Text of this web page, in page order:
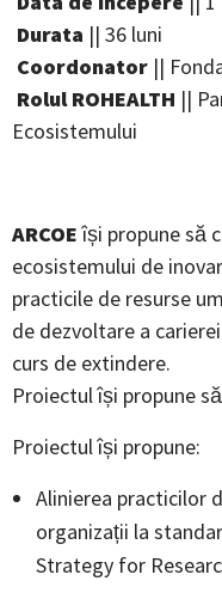
Durata || 36 luni
Coordonator ||
Rolul ROHEALTH ||
Ecosistemului
ARCOEîși propune să
ecosistemului de
practicile de resurse
de dezvoltare a
curs de extindere.
Proiectul își propune
Proiectul își propune:
Alinierea practicilor
organizații la
Strategy for